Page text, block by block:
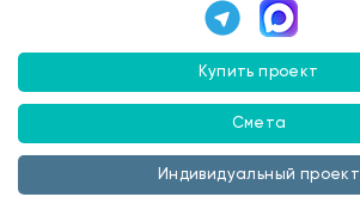
Купить проект
Смета
Индивидуальный проект